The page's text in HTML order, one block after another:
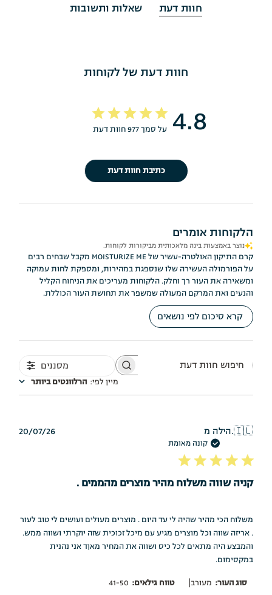
חוות דעת שאלות ותשובות
חוות דעת של לקוחות
4.8 על סמך 977 חוות דעת
כתיבת חוות דעת
הלקוחות אומרים
נוצר באמצעות בינה מלאכותית מביקורות לקוחות.
קרם התיקון האולטרה-עשיר של MOISTURIZE ME מקבל שבחים רבים
על הפורמולה העשירה שלו שנספגת במהירות, ומספקת לחות עמוקה
ומשאירה את העור רך וחלק. הלקוחות מעריכים את הניחוח הקליל
והנעים ואת המרקם המעולה שמשפר את תחושת העור הכוללת.
קרא סיכום לפי נושאים
חיפוש
מסננים
מיין לפי: הרלוונטים ביותר
🇮🇱הילה מ.
קונה מאומת
קניה שווה משלוח מהיר מוצרים מהממים .
משלוח הכי מהיר שהיה לי עד היום . מוצרים מעולים ועושים לי טוב לעור
. אריזה שווה וכל מוצרים מגיע עם מיכל זכוכית שזה יוקרתי ושווה ממש.
והמבצע היה מתאים לכל כיס ושווה את המחיר מאןד אני נהנית
במקסימום.
סוג העור: מעורב| טווח גילאים: 41-50
תאריך
20/07/26